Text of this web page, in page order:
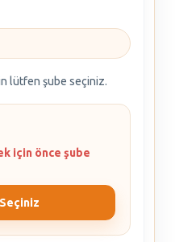
lütfen şube seçiniz.
için önce şube